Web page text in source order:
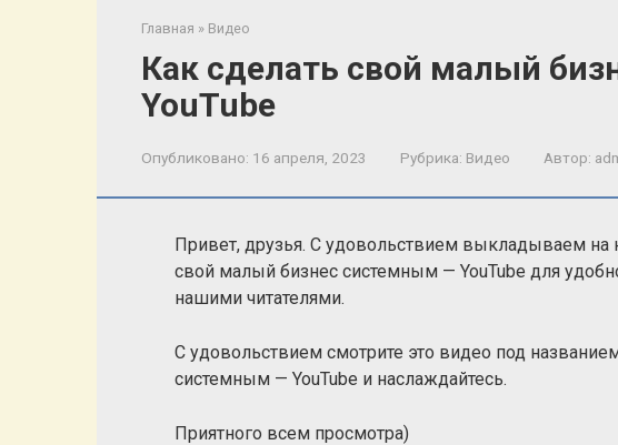
Главная » Видео
Как сделать свой малый
YouTube
Опубликовано: 16 апреля, 2023 Рубрика: Видео Автор:
Привет, друзья. С удовольствием выкладываем на
свой малый бизнес системным — YouTube для
нашими читателями.
С удовольствием смотрите это видео под
системным — YouTube и наслаждайтесь.
Приятного всем просмотра)